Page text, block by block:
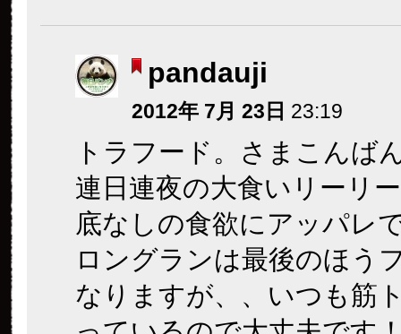
pandauji
2012年 7月 23日 23:19
トラフード。さまこんば
連日連夜の大食いリーリ
底なしの食欲にアッパレ
ロングランは最後のほう
なりますが、、いつも筋